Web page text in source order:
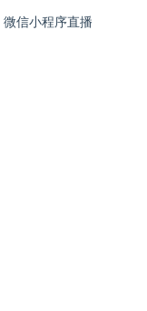
微信小程序直播